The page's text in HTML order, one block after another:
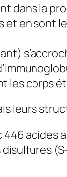
dans la
en sont
les corps
leurs